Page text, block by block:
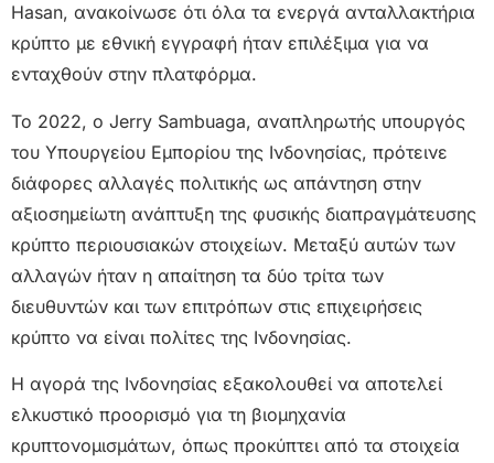
Hasan, ανακοίνωσε ότι όλα τα ενεργά ανταλλακτήρια
κρύπτο με εθνική εγγραφή ήταν επιλέξιμα για να
ενταχθούν στην πλατφόρμα.
Το 2022, ο Jerry Sambuaga, αναπληρωτής υπουργός
του Υπουργείου Εμπορίου της Ινδονησίας, πρότεινε
διάφορες αλλαγές πολιτικής ως απάντηση στην
αξιοσημείωτη ανάπτυξη της φυσικής διαπραγμάτευσης
κρύπτο περιουσιακών στοιχείων. Μεταξύ αυτών των
αλλαγών ήταν η απαίτηση τα δύο τρίτα των
διευθυντών και των επιτρόπων στις επιχειρήσεις
κρύπτο να είναι πολίτες της Ινδονησίας.
Η αγορά της Ινδονησίας εξακολουθεί να αποτελεί
ελκυστικό προορισμό για τη βιομηχανία
κρυπτονομισμάτων, όπως προκύπτει από τα στοιχεία